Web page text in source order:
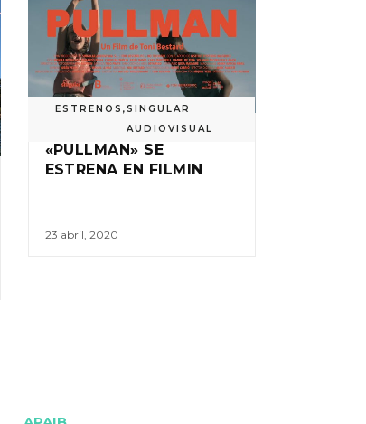
ESTRENOS ,SINGULAR
AUDIOVISUAL
«PULLMAN» SE
ESTRENA EN FILMIN
23 abril, 2020